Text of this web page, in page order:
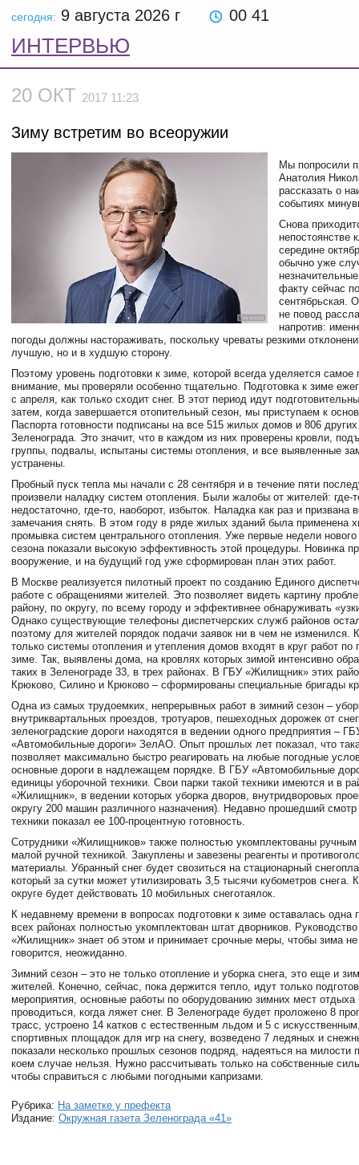
сегодня: 9 августа 2026 г 00 41
ИНТЕРВЬЮ
20 ОКТ 2017 11:23
Зиму встретим во всеоружии
Мы попросили
Анатолия
рассказать о
событиях
Снова
непостоянстве
середине
обычно уже
факту сейчас
сентябрьская.
не повод
напротив:
погоды должны настораживать, поскольку чреваты резкими
лучшую, но и в худшую сторону.
Поэтому уровень подготовки к зиме, которой всегда уделяется самое
внимание, мы проверяли особенно тщательно. Подготовка к зиме
с апреля, как только сходит снег. В этот период идут
затем, когда завершается отопительный сезон, мы приступаем к
Паспорта готовности подписаны на все 515 жилых домов и 806 других
Зеленограда. Это значит, что в каждом из них проверены кровли,
группы, подвалы, испытаны системы отопления, и все выявленные
устранены.
Пробный пуск тепла мы начали с 28 сентября и в течение пяти
произвели наладку систем отопления. Были жалобы от жителей: где-
недостаточно, где-то, наоборот, избыток. Наладка как раз и призвана
замечания снять. В этом году в ряде жилых зданий была применена
промывка систем центрального отопления. Уже первые недели нового
сезона показали высокую эффективность этой процедуры. Новинка
вооружение, и на будущий год уже сформирован план этих работ.
В Москве реализуется пилотный проект по созданию Единого
работе с обращениями жителей. Это позволяет видеть картину
району, по округу, по всему городу и эффективнее обнаруживать
Однако существующие телефоны диспетчерских служб районов
поэтому для жителей порядок подачи заявок ни в чем не изменился.
только системы отопления и утепления домов входят в круг работ по
зиме. Так, выявлены дома, на кровлях которых зимой интенсивно
таких в Зеленограде 33, в трех районах. В ГБУ «Жилищник» этих
Крюково, Силино и Крюково – сформированы специальные бригады
Одна из самых трудоемких, непрерывных работ в зимний сезон –
внутриквартальных проездов, тротуаров, пешеходных дорожек от
зеленоградские дороги находятся в ведении одного предприятия –
«Автомобильные дороги» ЗелАО. Опыт прошлых лет показал, что
позволяет максимально быстро реагировать на любые погодные
основные дороги в надлежащем порядке. В ГБУ «Автомобильные
единицы уборочной техники. Свои парки такой техники имеются и в
«Жилищник», в ведении которых уборка дворов, внутридворовых
округу 200 машин различного назначения). Недавно прошедший смотр
техники показал ее 100-процентную готовность.
Сотрудники «Жилищников» также полностью укомплектованы ручным
малой ручной техникой. Закуплены и завезены реагенты и
материалы. Убранный снег будет свозиться на стационарный
который за сутки может утилизировать 3,5 тысячи кубометров снега.
округе будет действовать 10 мобильных снеготаялок.
К недавнему времени в вопросах подготовки к зиме оставалась одна
всех районах полностью укомплектован штат дворников.
«Жилищник» знает об этом и принимает срочные меры, чтобы зима не
говорится, неожиданно.
Зимний сезон – это не только отопление и уборка снега, это еще и
жителей. Конечно, сейчас, пока держится тепло, идут только
мероприятия, основные работы по оборудованию зимних мест отдыха
проводиться, когда ляжет снег. В Зеленограде будет проложено 8
трасс, устроено 14 катков с естественным льдом и 5 с
спортивных площадок для игр на снегу, возведено 7 ледяных и
показали несколько прошлых сезонов подряд, надеяться на милости
коем случае нельзя. Нужно рассчитывать только на собственные
чтобы справиться с любыми погодными капризами.
Рубрика: На заметке у префекта
Издание: Окружная газета Зеленограда «41»